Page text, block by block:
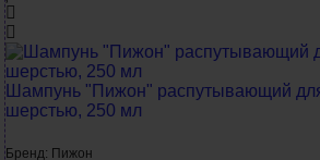
Шампунь "Пижон" распутывающий
шерстью, 250 мл
Бренд: Пижон